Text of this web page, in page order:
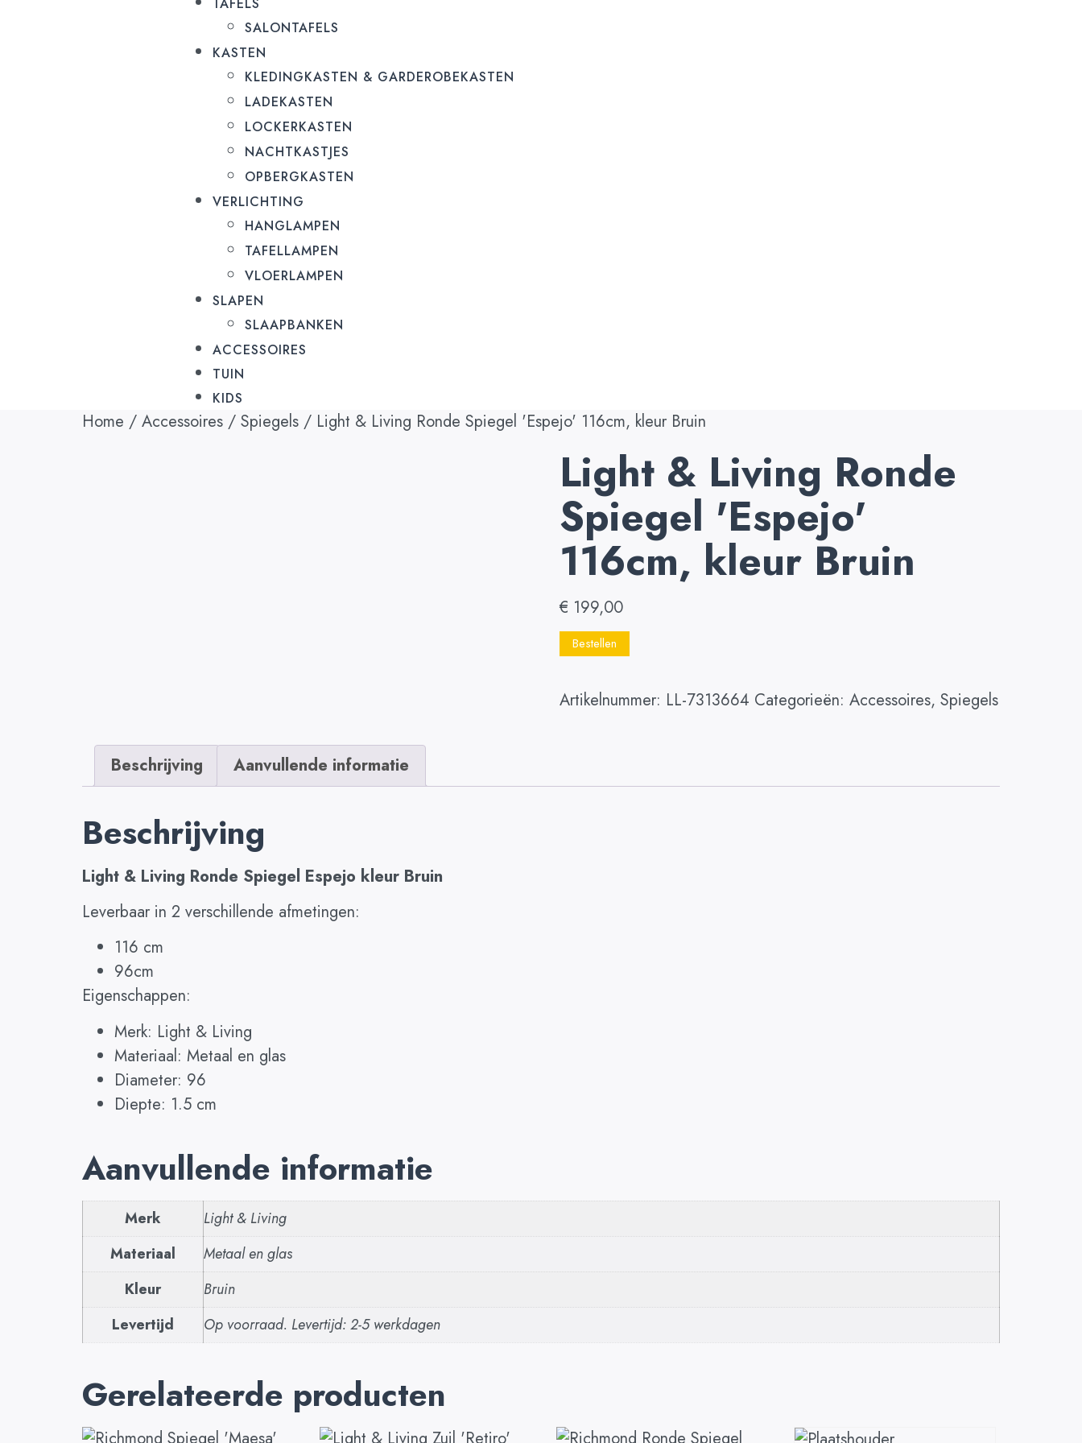
SALONTAFELS
KASTEN
KLEDINGKASTEN & GARDEROBEKASTEN
LADEKASTEN
LOCKERKASTEN
NACHTKASTJES
OPBERGKASTEN
VERLICHTING
HANGLAMPEN
TAFELLAMPEN
VLOERLAMPEN
SLAPEN
SLAAPBANKEN
ACCESSOIRES
TUIN
KIDS
Home / Accessoires / Spiegels / Light & Living Ronde Spiegel 'Espejo' 116cm, kleur Bruin
Light & Living Ronde
Spiegel 'Espejo'
116cm, kleur Bruin
€ 199,00
Bestellen
Artikelnummer: LL-7313664 Categorieën: Accessoires, Spiegels
Beschrijving Aanvullende informatie
Beschrijving
Light & Living Ronde Spiegel Espejo kleur Bruin
Leverbaar in 2 verschillende afmetingen:
116 cm
96cm
Eigenschappen:
Merk: Light & Living
Materiaal: Metaal en glas
Diameter: 96
Diepte: 1.5 cm
Aanvullende informatie
Merk
Light & Living
Materiaal
Metaal en glas
Kleur
Bruin
Levertijd
Op voorraad. Levertijd: 2-5 werkdagen
Gerelateerde producten